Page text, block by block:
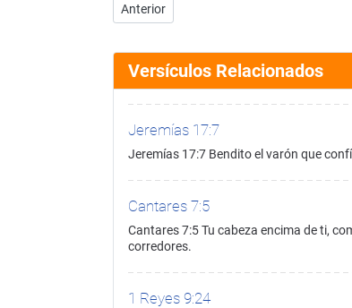
Artículo anterior: 1 Crónicas 11:4
Anterior
Versículos Relacionados
Jeremías 17:7
Jeremías 17:7 Bendito el varón que
Cantares 7:5
Cantares 7:5 Tu cabeza encima de ti,
corredores.
1 Reyes 9:24